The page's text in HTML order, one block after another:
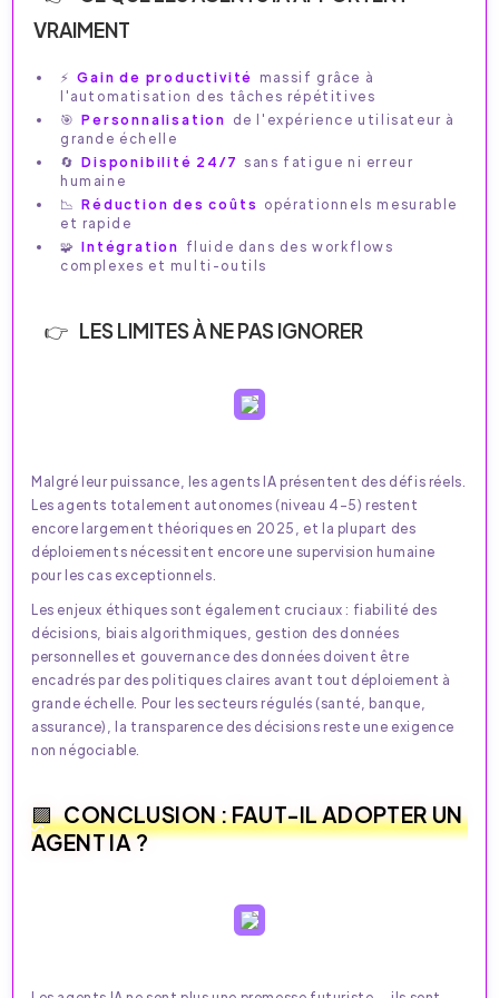
VRAIMENT
⚡ Gain de productivité massif grâce à
l'automatisation des tâches répétitives
🎯 Personnalisation de l'expérience utilisateur à
grande échelle
🔄 Disponibilité 24/7 sans fatigue ni erreur
humaine
📉 Réduction des coûts opérationnels mesurable
et rapide
🧩 Intégration fluide dans des workflows
complexes et multi-outils
LES LIMITES À NE PAS IGNORER
Malgré leur puissance, les agents IA présentent des défis réels.
Les agents totalement autonomes (niveau 4–5) restent
encore largement théoriques en 2025, et la plupart des
déploiements nécessitent encore une supervision humaine
pour les cas exceptionnels.​
Les enjeux éthiques sont également cruciaux : fiabilité des
décisions, biais algorithmiques, gestion des données
personnelles et gouvernance des données doivent être
encadrés par des politiques claires avant tout déploiement à
grande échelle. Pour les secteurs régulés (santé, banque,
assurance), la transparence des décisions reste une exigence
non négociable.​
CONCLUSION : FAUT-IL ADOPTER UN
AGENT IA ?